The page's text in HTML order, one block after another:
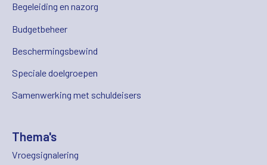
Begeleiding en nazorg
Budgetbeheer
Beschermingsbewind
Speciale doelgroepen
Samenwerking met schuldeisers
Thema's
Vroegsignalering